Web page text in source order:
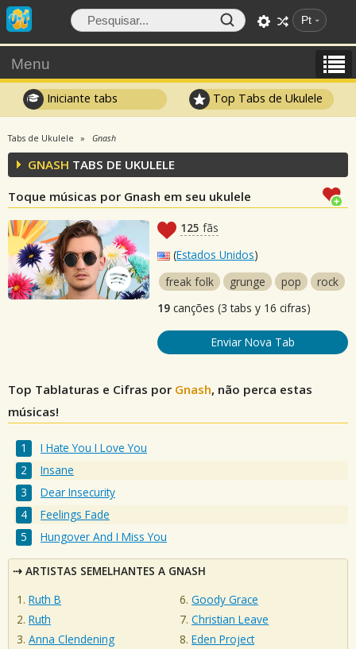
Pt
Menu
Iniciante tabs Top Tabs de Ukulele
Tabs de Ukulele Gnash
GNASH TABS DE UKULELE
Toque músicas por Gnash em seu ukulele
125 fãs
(Estados Unidos)
freak folk
grunge pop
rock
19 canções (3 tabs y 16 cifras)
Enviar Nova Tab
Top Tablaturas e Cifras por Gnash, não perca estas
músicas!
I Hate You I Love You
Insane
Dear Insecurity
Feelings Fade
Hungover And I Miss You
ARTISTAS SEMELHANTES A GNASH
Ruth B
Ruth
Anna Clendening
Goody Grace
Christian Leave
Eden Project